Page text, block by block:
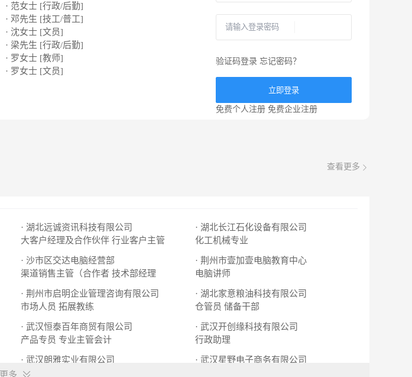
· 范女士 [行政/后勤]
· 邓先生 [技工/普工]
· 沈女士 [文员]
· 梁先生 [行政/后勤]
· 罗女士 [教师]
· 罗女士 [文员]
验证码登录 忘记密码？
立即登录
免费个人注册 免费企业注册
查看更多
· 湖北远诚资讯科技有限公司
大客户经理及合作伙伴 行业客户主管
· 湖北长江石化设备有限公司
化工机械专业
· 沙市区交达电脑经营部
渠道销售主管（合作者 技术部经理
· 荆州市壹加壹电脑教育中心
电脑讲师
· 荆州市启明企业管理咨询有限公司
市场人员 拓展教练
· 湖北家意粮油科技有限公司
仓管员 储备干部
· 武汉恒泰百年商贸有限公司
产品专员 专业主管会计
· 武汉开创缘科技有限公司
行政助理
· 武汉朗雅实业有限公司
销售助理
· 武汉星野电子商务有限公司
更多